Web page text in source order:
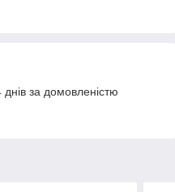
за домовленістю